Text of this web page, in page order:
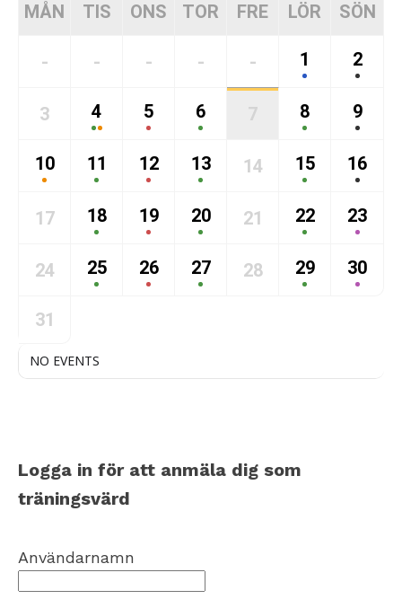
MÅN TIS ONS TOR FRE LÖR SÖN
- - - - - 1 2
3 4 5 6 7 8 9
10 11 12 13 14 15 16
17 18 19 20 21 22 23
24 25 26 27 28 29 30
31
NO EVENTS
Logga in för att anmäla dig som
träningsvärd
Användarnamn